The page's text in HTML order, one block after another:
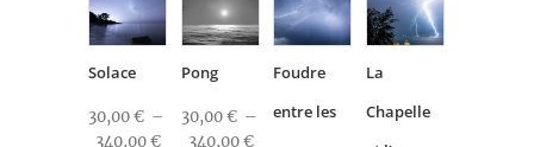
Solace
30,00€ –
340,00€Plage
Pong
30,00€ –
340,00€Plage
Foudre
entre les
La
Chapelle